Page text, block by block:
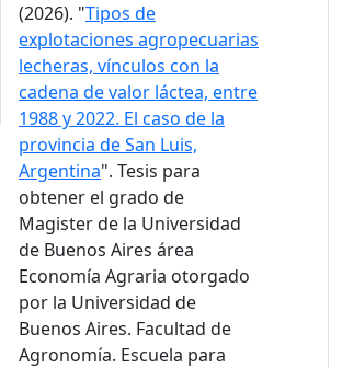
(2026). "Tipos de
explotaciones agropecuarias
lecheras, vínculos con la
cadena de valor láctea, entre
1988 y 2022. El caso de la
provincia de San Luis,
Argentina". Tesis para
obtener el grado de
Magister de la Universidad
de Buenos Aires área
Economía Agraria otorgado
por la Universidad de
Buenos Aires. Facultad de
Agronomía. Escuela para